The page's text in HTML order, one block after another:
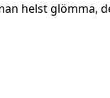
helst glömma,